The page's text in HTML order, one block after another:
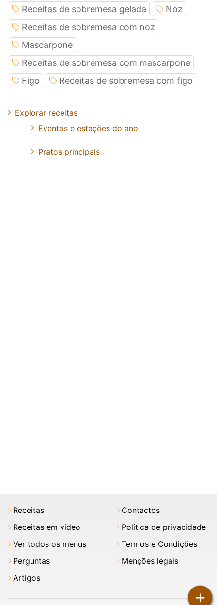
+
Receitas de sobremesa gelada
Noz
Receitas de sobremesa com noz
Mascarpone
Receitas de sobremesa com mascarpone
Figo
Receitas de sobremesa com figo
Explorar receitas
Eventos e estações do ano
Pratos principais
Receitas
Receitas em vídeo
Ver todos os menus
Perguntas
Artigos
Contactos
Política de privacidade
Termos e Condições
Menções legais